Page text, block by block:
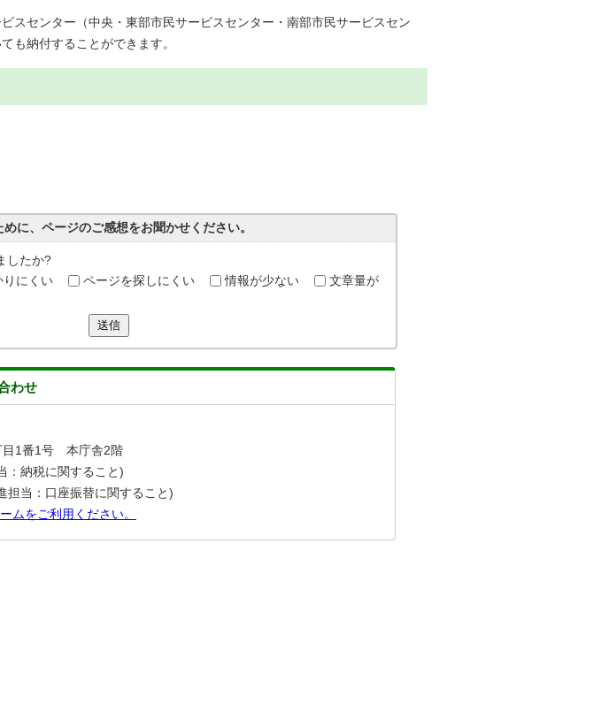
スセンター（中央・東部市民サービスセンター・南部市民サービスセン
も納付することができます。
に、ページのご感想をお聞かせください。
したか?
りにくい ページを探しにくい 情報が少ない
文章量が
送信
わせ
1番1号 本庁舎2階
：納税に関すること)
：口座振替に関すること)
ムをご利用ください。